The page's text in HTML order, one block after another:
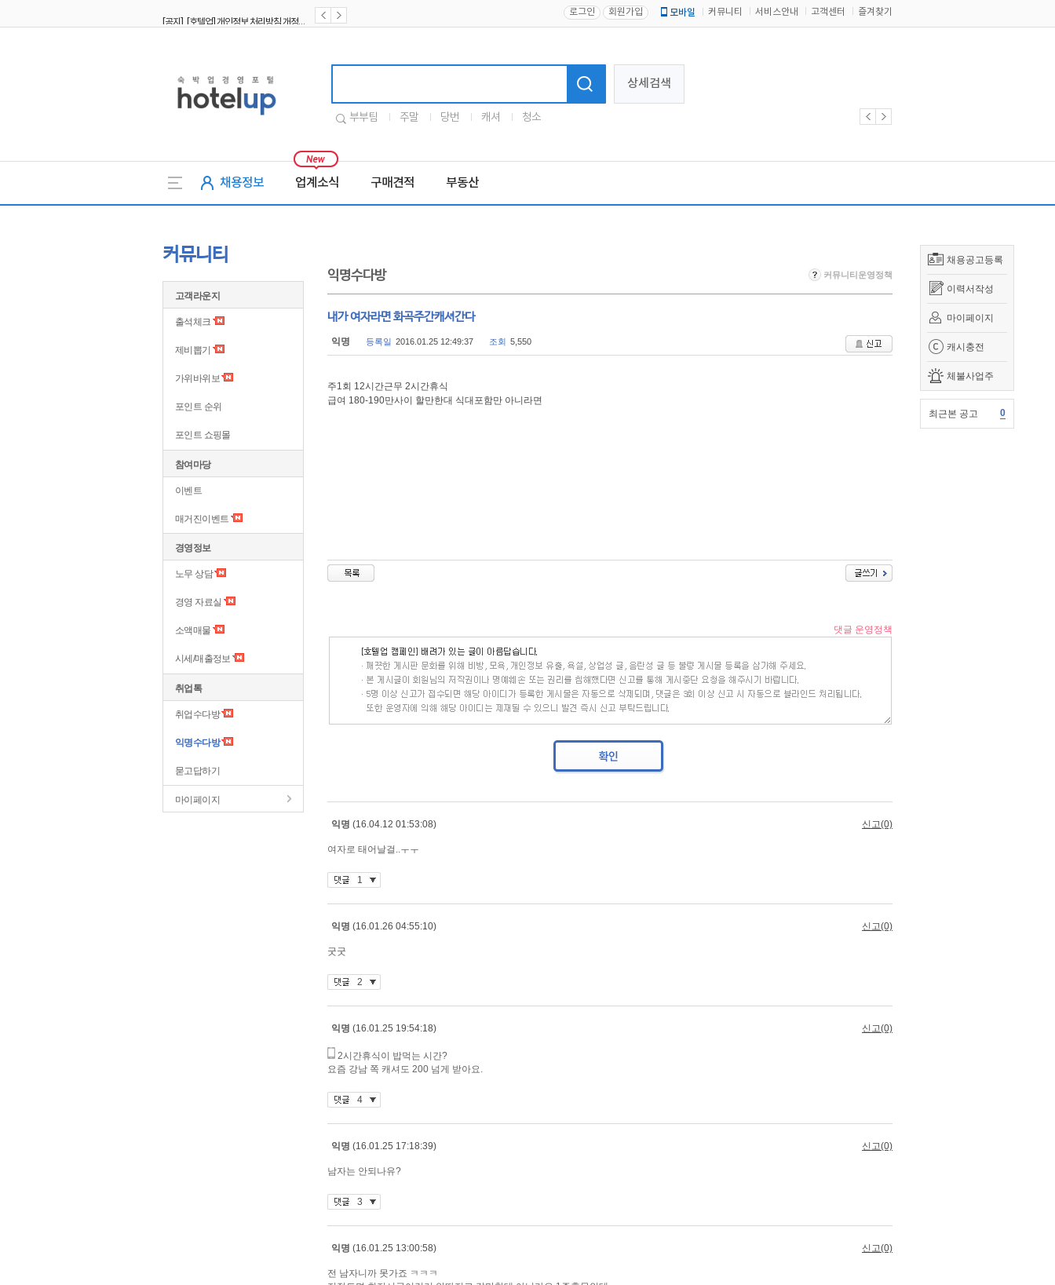
로그인 회원가입 모바일 커뮤니티 서비스안내 고객센터 즐겨찾기
상세검색
부부팀 주말 당번 캐셔 청소
채용정보 업계소식 구매견적 부동산
채용공고등록
이력서작성
마이페이지
캐시충전
체불사업주
최근본 공고 0
커뮤니티
고객라운지
출석체크
제비뽑기
가위바위보
포인트 순위
포인트 쇼핑몰
참여마당
이벤트
매거진이벤트
경영정보
노무 상담
경영 자료실
소액매물
시세/매출정보
취업톡
취업수다방
익명수다방
묻고답하기
마이페이지
익명수다방 커뮤니티운영정책
내가 여자라면 화곡주간캐셔간다
익명 등록일 2016.01.25 12:49:37 조회 5,550
주1회 12시간근무 2시간휴식
급여 180-190만사이 할만한대 식대포함만 아니라면